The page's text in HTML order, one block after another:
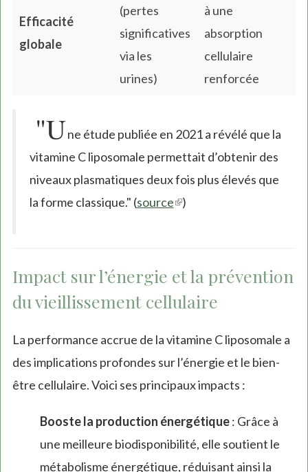
Efficacité
globale
(pertes
significatives
via les
urines)
à une
absorption
cellulaire
renforcée
"Une étude publiée en 2021 a révélé que la
vitamine C liposomale permettait d’obtenir des
niveaux plasmatiques deux fois plus élevés que
la forme classique." (source(link
)
Impact sur l’énergie et la prévention
du vieillissement cellulaire
La performance accrue de la vitamine C liposomale a
des implications profondes sur l’énergie et le bien-
être cellulaire. Voici ses principaux impacts :
Booste la production énergétique: Grâce à
une meilleure biodisponibilité, elle soutient le
métabolisme énergétique, réduisant ainsi la